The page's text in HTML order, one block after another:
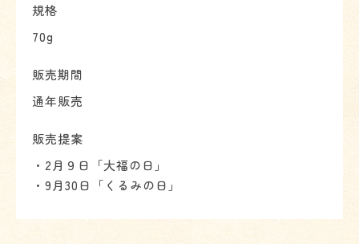
規格
70g
販売期間
通年販売
販売提案
・2月９日「大福の日」
・9月30日「くるみの日」